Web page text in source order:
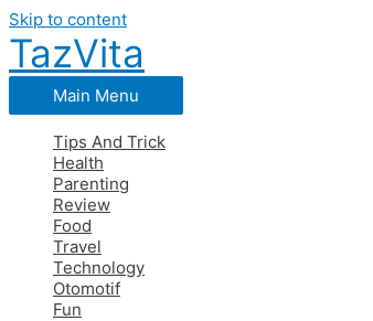
Skip to content
TazVita
Main Menu
Tips And Trick
Health
Parenting
Review
Food
Travel
Technology
Otomotif
Fun